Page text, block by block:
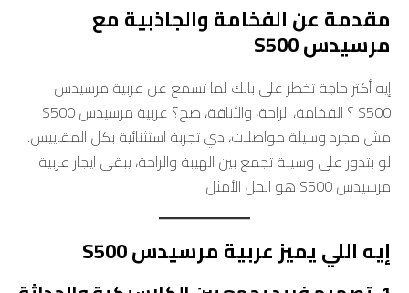
مقدمة عن الفخامة والجاذبية مع
مرسيدس S500
إيه أكتر حاجة تخطر على بالك لما تسمع عن عربية مرسيدس
S500 ؟ الفخامة، الراحة، والأناقة، صح؟ عربية مرسيدس S500
مش مجرد وسيلة مواصلات، دي تجربة استثنائية بكل المقاييس.
لو بتدور على وسيلة تجمع بين الهيبة والراحة، يبقى ايجار عربية
مرسيدس S500 هو الحل الأمثل.
إيه اللي يميز عربية مرسيدس S500